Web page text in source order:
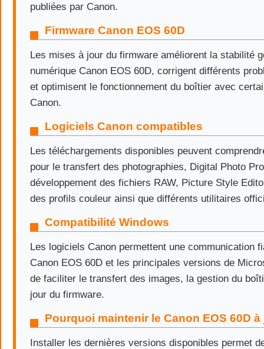
publiées par Canon.
Firmware Canon EOS 60D
Les mises à jour du firmware améliorent la stabilité
numérique Canon EOS 60D, corrigent différents
et optimisent le fonctionnement du boîtier avec
Canon.
Logiciels Canon compatibles
Les téléchargements disponibles peuvent
pour le transfert des photographies, Digital Photo
développement des fichiers RAW, Picture Style
des profils couleur ainsi que différents utilitaires
Compatibilité Windows
Les logiciels Canon permettent une communication
Canon EOS 60D et les principales versions de
de faciliter le transfert des images, la gestion du
jour du firmware.
Pourquoi maintenir le Canon EOS 60D à
Installer les dernières versions disponibles permet